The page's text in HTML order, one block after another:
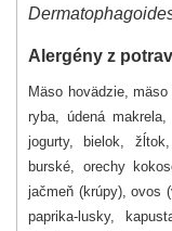
Alergény z
Mäso hovädzie,
ryba, údená
jogurty, bielok,
burské, orechy
jačmeň (krúpy), ovos
paprika-lusky,